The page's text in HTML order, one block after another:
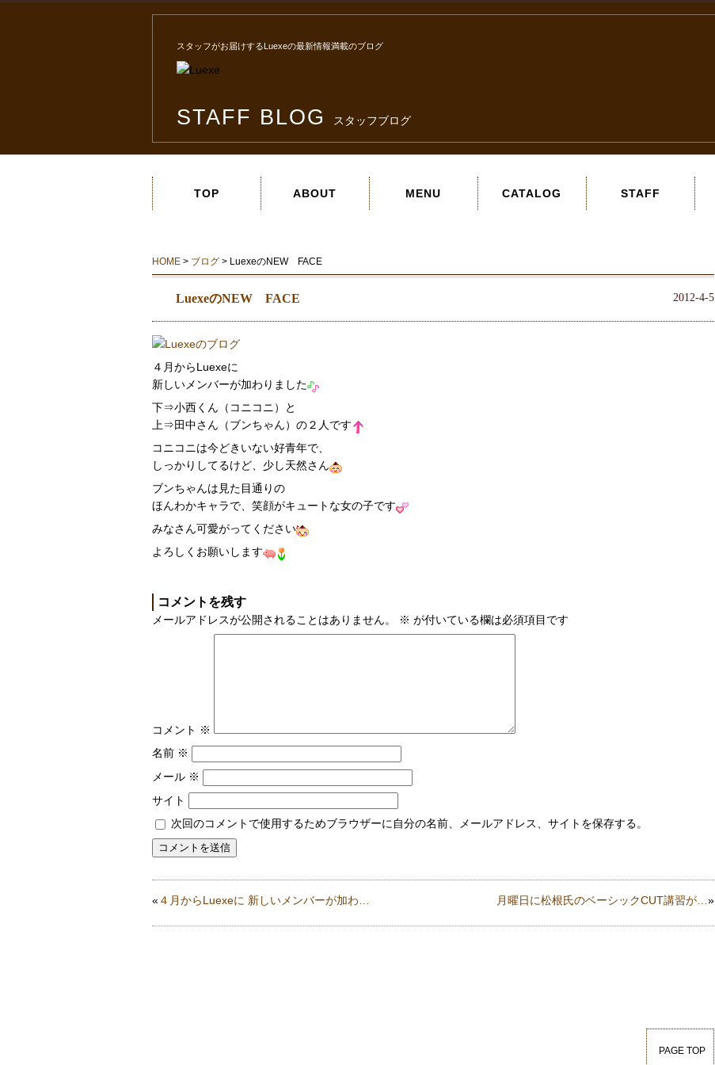
スタッフがお届けするLuexeの最新情報満載のブログ
STAFF BLOG スタッフブログ
TOP ABOUT MENU CATALOG STAFF
HOME > ブログ > LuexeのNEW FACE
2012-4-5
LuexeのNEW FACE
４月からLuexeに
新しいメンバーが加わりました
下⇒小西くん（コニコニ）と
上⇒田中さん（ブンちゃん）の２人です
コニコニは今どきいない好青年で、
しっかりしてるけど、少し天然さん
ブンちゃんは見た目通りの
ほんわかキャラで、笑顔がキュートな女の子です
みなさん可愛がってください
よろしくお願いします
コメントを残す
メールアドレスが公開されることはありません。 ※ が付いている欄は必須項目です
コメント ※
名前 ※
メール ※
サイト
次回のコメントで使用するためブラウザーに自分の名前、メールアドレス、サイトを保存する。
« ４月からLuexeに 新しいメンバーが加わ… 月曜日に松根氏のベーシックCUT講習が… »
PAGE TOP